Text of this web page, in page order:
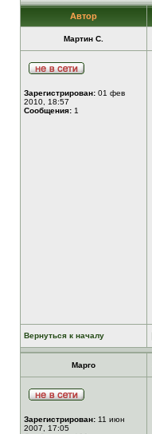
Автор
Мартин С.
Зарегистрирован: 01 фев
2010, 18:57
Сообщения: 1
Вернуться к началу
Марго
Зарегистрирован: 11 июн
2007, 17:05